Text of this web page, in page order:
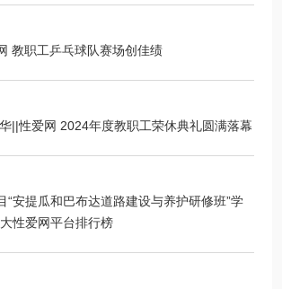
教职工乒乓球队赛场创佳绩
||性爱网 2024年度教职工荣休典礼圆满落幕
“安提瓜和巴布达道路建设与养护研修班”学
性爱网平台排行榜